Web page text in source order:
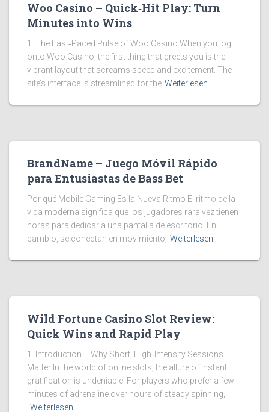
Woo Casino – Quick‑Hit Play: Turn
Minutes into Wins
1. The Fast‑Paced Pulse of Woo Casino When you log
onto Woo Casino, the first thing that greets you is the
vibrant layout that screams speed and excitement. The
site’s interface is streamlined for the Weiterlesen
BrandName – Juego Móvil Rápido
para Entusiastas de Bass Bet
Por qué Mobile Gaming Es la Nueva Ritmo El ritmo de la
vida moderna significa que los jugadores rara vez tienen
horas para dedicar a una pantalla de escritorio. En
cambio, se conectan en movimiento, Weiterlesen
Wild Fortune Casino Slot Review:
Quick Wins and Rapid Play
1. Introduction – Why Short, High‑Intensity Sessions
Matter In the world of online slots, the allure of instant
gratification is undeniable. For players who prefer a few
minutes of adrenaline over hours of steady spinning,
Weiterlesen